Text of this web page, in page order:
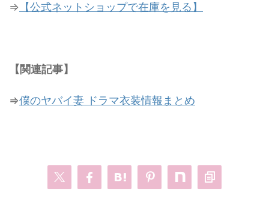
⇒ 【公式ネットショップで在庫を見る】
【関連記事】
⇒僕のヤバイ妻 ドラマ衣装情報まとめ